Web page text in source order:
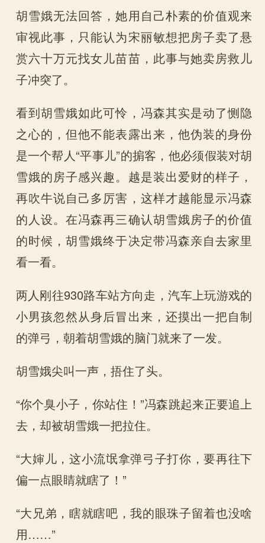
胡雪娥无法回答，她用自己朴素的价值观来
审视此事，只能认为宋丽敏想把房子卖了悬
赏六十万元找女儿苗苗，此事与她卖房救儿
子冲突了。
看到胡雪娥如此可怜，冯森其实是动了恻隐
之心的，但他不能表露出来，他伪装的身份
是一个帮人“平事儿”的掮客，他必须假装对胡
雪娥的房子感兴趣。越是装出爱财的样子，
再吹牛说自己多厉害，这样才越能显示冯森
的人设。在冯森再三确认胡雪娥房子的价值
的时候，胡雪娥终于决定带冯森亲自去家里
看一看。
两人刚往930路车站方向走，汽车上玩游戏的
小男孩忽然从身后冒出来，还摸出一把自制
的弹弓，朝着胡雪娥的脑门就来了一发。
胡雪娥尖叫一声，捂住了头。
“你个臭小子，你站住！”冯森跳起来正要追上
去，却被胡雪娥一把拉住。
“大婶儿，这小流氓拿弹弓子打你，要再往下
偏一点眼睛就瞎了！”
“大兄弟，瞎就瞎吧，我的眼珠子留着也没啥
用……”